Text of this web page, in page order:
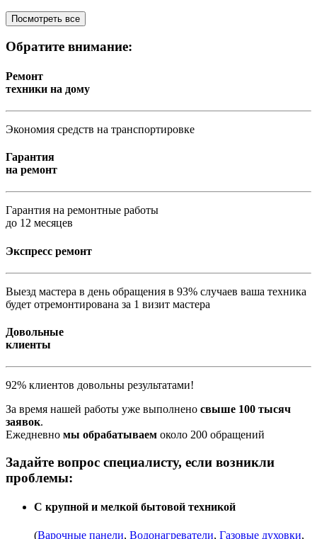
Посмотреть все
Обратите внимание:
Ремонт
техники на дому
Экономия средств на транспортировке
Гарантия
на ремонт
Гарантия на ремонтные работы
до 12 месяцев
Экспресс ремонт
Выезд мастера в день обращения в 93% случаев ваша техника
будет отремонтирована за 1 визит мастера
Довольные
клиенты
92% клиентов довольны результатами!
За время нашей работы уже выполнено свыше 100 тысяч
заявок.
Ежедневно мы обрабатываем около 200 обращений
Задайте вопрос специалисту, если возникли
проблемы:
С крупной и мелкой бытовой техникой
(Варочные панели, Водонагреватели, Газовые духовки,